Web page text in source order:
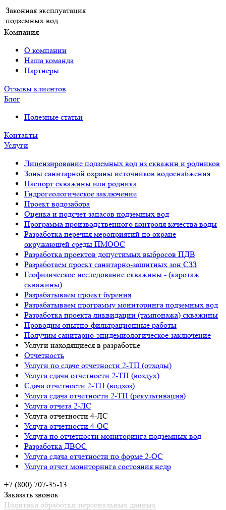
Законная эксплуатация
подземных вод
Компания
О компании
Наша команда
Партнеры
Отзывы клиентов
Блог
Полезные статьи
Контакты
Услуги
Лицензирование подземных вод из скважин и родников
Зоны санитарной охраны источников водоснабжения
Паспорт скважины или родника
Гидрогеологическое заключение
Проект водозабора
Оценка и подсчет запасов подземных вод
Программа производственного контроля качества воды
Разработка перечня мероприятий по охране
окружающей среды ПМООС
Разработка проектов допустимых выбросов ПДВ
Разработаем проект санитарно-защитных зон СЗЗ
Геофизическое исследование скважины - (каротаж
скважины)
Разрабатываем проект бурения
Разрабатываем программу мониторинга подземных вод
Разработка проекта ликвидации (тампонажа) скважины
Проводим опытно-фильтрационные работы
Получим санитарно-эпидемиологическое заключение
Услуги находящиеся в разработке
Отчетность
Услуги по сдаче отчетности 2-ТП (отходы)
Услуга сдачи отчетности 2-ТП (воздух)
Сдача отчетности 2-ТП (водхоз)
Услуга сдача отчетности 2-ТП (рекультивация)
Услуга отчета 2-ЛС
Услуга отчетности 4-ЛС
Услуга отчетности 4-ОС
Услуга по отчетности мониторинга подземных вод
Разработка ДВОС
Услуга сдача отчетности по форме 2-ОС
Услуга отчет мониторинга состояния недр
+7 (800) 707-35-13
Заказать звонок
Политика обработки персональных данных